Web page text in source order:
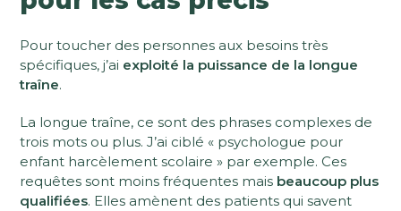
Pour toucher des personnes aux besoins très
spécifiques, j’ai exploité la puissance de la longue
traîne.
La longue traîne, ce sont des phrases complexes de
trois mots ou plus. J’ai ciblé « psychologue pour
enfant harcèlement scolaire » par exemple. Ces
requêtes sont moins fréquentes mais beaucoup plus
qualifiées. Elles amènent des patients qui savent